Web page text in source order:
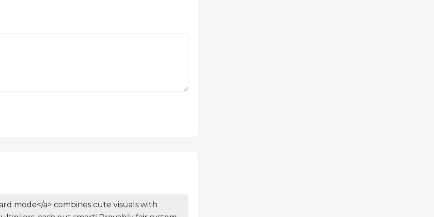
mode</a> combines cute visuals with